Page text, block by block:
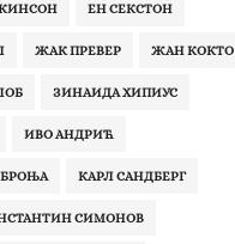
ЕН СЕКСТОН
ЖАК ПРЕВЕР ЖАН КОКТО
ЗИНАИДА ХИПИУС
ИВО АНДРИЋ
КАРЛ САНДБЕРГ
СИМОНОВ